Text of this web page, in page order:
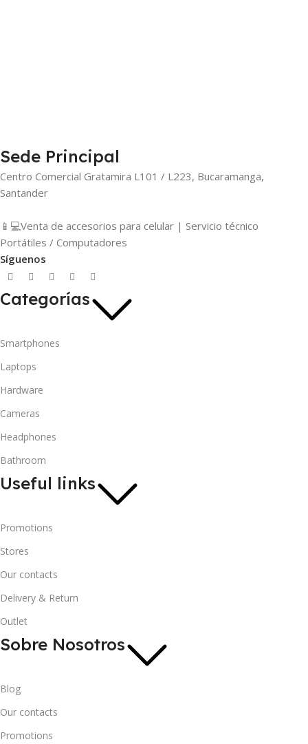
Sede Principal
Centro Comercial Gratamira L101 / L223, Bucaramanga,
Santander
📱💻Venta de accesorios para celular | Servicio técnico
Portátiles / Computadores
Síguenos
Categorías
Smartphones
Laptops
Hardware
Cameras
Headphones
Bathroom
Useful links
Promotions
Stores
Our contacts
Delivery & Return
Outlet
Sobre Nosotros
Blog
Our contacts
Promotions